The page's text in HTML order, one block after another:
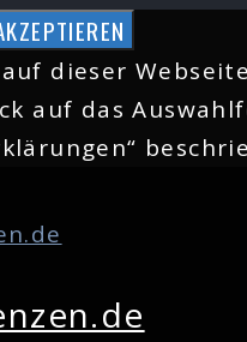
dieser
auf das